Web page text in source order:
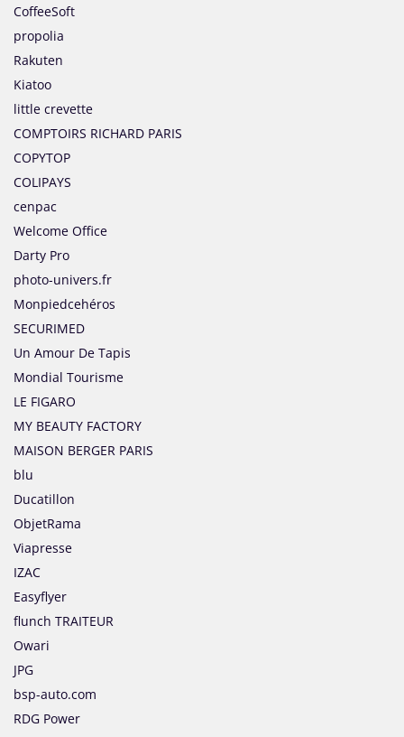
CoffeeSoft
propolia
Rakuten
Kiatoo
little crevette
COMPTOIRS RICHARD PARIS
COPYTOP
COLIPAYS
cenpac
Welcome Office
Darty Pro
photo-univers.fr
Monpiedcehéros
SECURIMED
Un Amour De Tapis
Mondial Tourisme
LE FIGARO
MY BEAUTY FACTORY
MAISON BERGER PARIS
blu
Ducatillon
ObjetRama
Viapresse
IZAC
Easyflyer
flunch TRAITEUR
Owari
JPG
bsp-auto.com
RDG Power